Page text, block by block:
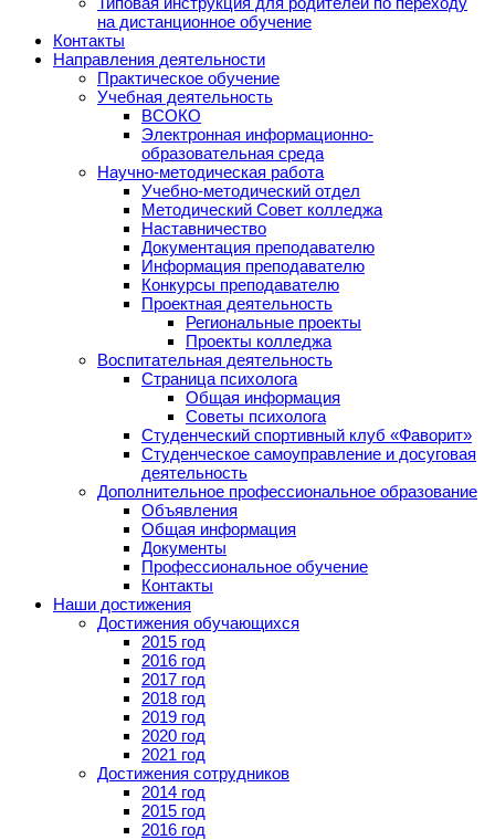
на дистанционное обучение
Контакты
Направления деятельности
Практическое обучение
Учебная деятельность
ВСОКО
Электронная информационно-
образовательная среда
Научно-методическая работа
Учебно-методический отдел
Методический Совет колледжа
Наставничество
Документация преподавателю
Информация преподавателю
Конкурсы преподавателю
Проектная деятельность
Региональные проекты
Проекты колледжа
Воспитательная деятельность
Страница психолога
Общая информация
Советы психолога
Студенческий спортивный клуб «Фаворит»
Студенческое самоуправление и досуговая
деятельность
Дополнительное профессиональное образование
Объявления
Общая информация
Документы
Профессиональное обучение
Контакты
Наши достижения
Достижения обучающихся
2015 год
2016 год
2017 год
2018 год
2019 год
2020 год
2021 год
Достижения сотрудников
2014 год
2015 год
2016 год